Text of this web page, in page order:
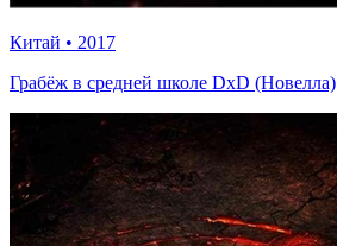
Китай • 2017
Грабёж в средней школе DxD (Новелла)